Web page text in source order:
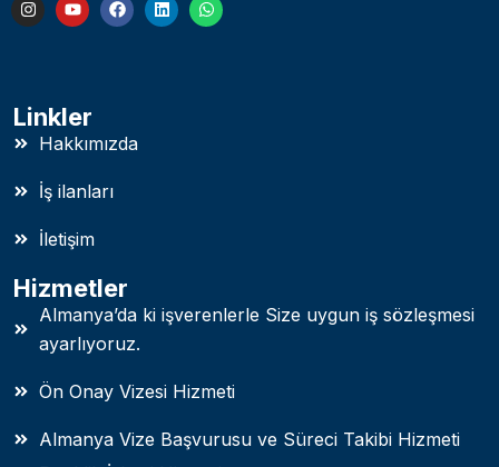
Linkler
Hakkımızda
İş ilanları
İletişim
Hizmetler
Almanya’da ki işverenlerle Size uygun iş sözleşmesi
ayarlıyoruz.
Ön Onay Vizesi Hizmeti
Almanya Vize Başvurusu ve Süreci Takibi Hizmeti